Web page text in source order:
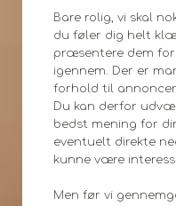
Bare rolig, vi skal
du føler dig helt
præsentere dem for
igennem. Der er
forhold til
Du kan derfor
bedst mening for
eventuelt direkte
kunne være
Men før vi